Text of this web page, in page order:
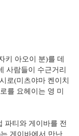
키 아오이 분)를 데
사람들이 수근거리
로(미츠야마 켄이치
를 요헤이는 영 미
파티와 게이바를 전
게이바에서 만난